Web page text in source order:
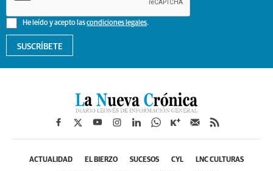
He leído y acepto lascondiciones legales.
SUSCRÍBETE
ACTUALIDAD EL BIERZO SUCESOS CYL LNC CULTURAS